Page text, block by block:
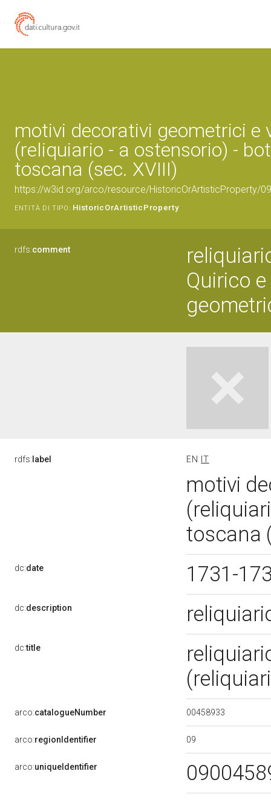
motivi decorativi geometrici e
(reliquiario - a ostensorio) -
toscana (sec. XVIII)
https://w3id.org/arco/resource/HistoricOrArtisticProperty/
ENTITÀ DI TIPO: HistoricOrArtisticProperty
rdfs:comment
Quirico
rdfs: label EN IT
motivi
toscana
dc:date 1731-
dc:description
dc:title
arco:catalogueNumber 00458933
arco:regionIdentifier 09
arco:uniqueIdentifier